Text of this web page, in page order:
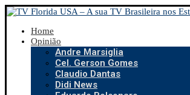
Home
Opinião
Andre Marsiglia
Cel. Gerson Gomes
Claudio Dantas
Didi News